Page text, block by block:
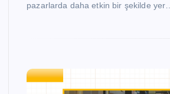
pazarlarda daha etkin bir şekilde yer…